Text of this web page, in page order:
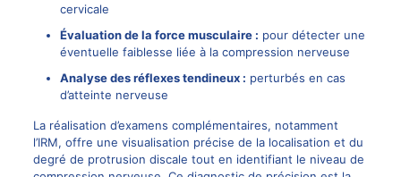
cervicale
Évaluation de la force musculaire : pour détecter une
éventuelle faiblesse liée à la compression nerveuse
Analyse des réflexes tendineux : perturbés en cas
d’atteinte nerveuse
La réalisation d’examens complémentaires, notamment
l’IRM, offre une visualisation précise de la localisation et du
degré de protrusion discale tout en identifiant le niveau de